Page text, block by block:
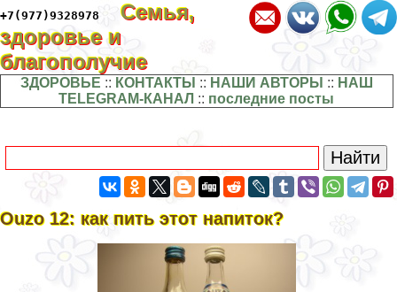
+7(977)9328978
Семья,
здоровье и
благополучие
ЗДОРОВЬЕ :: КОНТАКТЫ :: НАШИ АВТОРЫ :: НАШ
TELEGRAM-КАНАЛ :: последние посты
Ouzo 12: как пить этот напиток?